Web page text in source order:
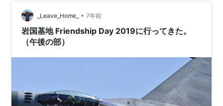
りあえずコンテンツを宣伝していきます！！！ 再生リス
ト↓↓ 岩国フレンド…
_Leave_Home_ • 7年前
岩国基地 Friendship Day 2019に行ってきた。
（午後の部）